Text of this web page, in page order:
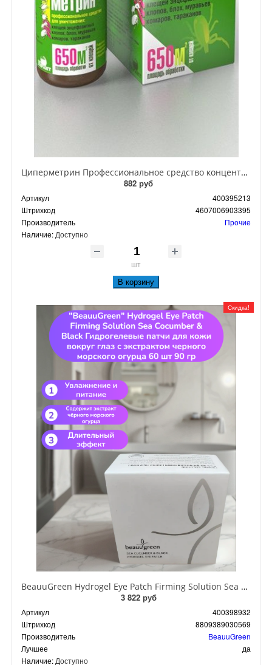
Циперметрин Профессиональное средство концентрат эмульсии 25% для уничтожения тараканов, мух,комаров, блох, клопов, муравьев, ос 50 мл
882 руб
Артикул
400395213
Штрихкод
4607006903395
Производитель
Прочие
Наличие: Доступно
шт
В корзину
Скидка!
BeauuGreen Hydrogel Eye Patch Firming Solution Sea Cocumber & Black Гидрогелевые патчи для кожи вокруг глаз с экстрактом черного морского огурца 60 шт 90 гр
3 822 руб
Артикул
400398932
Штрихкод
8809389030569
Производитель
BeauuGreen
Лучшее
да
Наличие: Доступно